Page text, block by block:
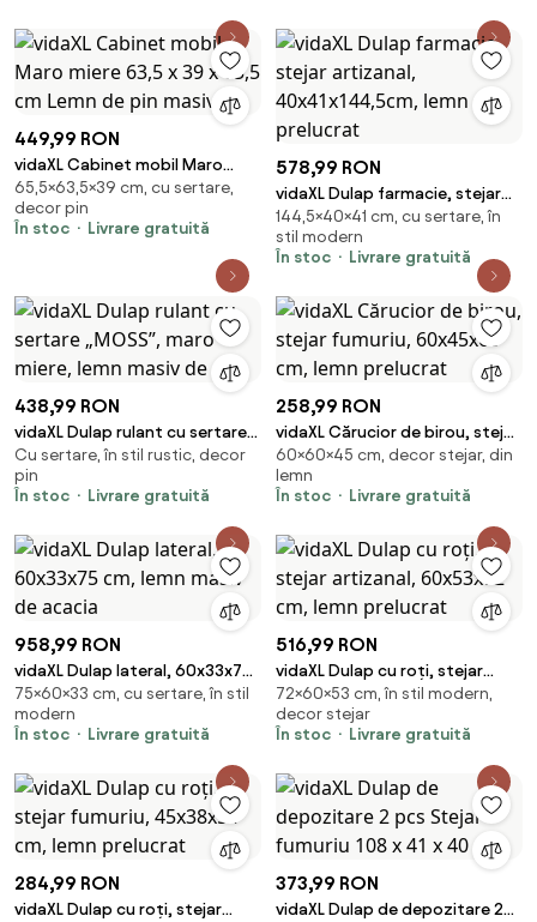
449,99 RON
vidaXL Cabinet mobil Maro
miere 63,5 x 39 x 65,5 cm Lemn
de pin masiv
65,5×63,5×39 cm, cu sertare,
decor pin
În stoc
Livrare gratuită
578,99 RON
vidaXL Dulap farmacie, stejar
artizanal, 40x41x144,5cm, lemn
prelucrat
144,5×40×41 cm, cu sertare, în
stil modern
În stoc
Livrare gratuită
438,99 RON
vidaXL Dulap rulant cu sertare
„MOSS”, maro miere, lemn
masiv de pin
Cu sertare, în stil rustic, decor
pin
În stoc
Livrare gratuită
258,99 RON
vidaXL Cărucior de birou, stejar
fumuriu, 60x45x60 cm, lemn
prelucrat
60×60×45 cm, decor stejar, din
lemn
În stoc
Livrare gratuită
958,99 RON
vidaXL Dulap lateral, 60x33x75
cm, lemn masiv de acacia
75×60×33 cm, cu sertare, în stil
modern
În stoc
Livrare gratuită
516,99 RON
vidaXL Dulap cu roți, stejar
artizanal, 60x53x72 cm, lemn
prelucrat
72×60×53 cm, în stil modern,
decor stejar
În stoc
Livrare gratuită
284,99 RON
vidaXL Dulap cu roți, stejar
373,99 RON
vidaXL Dulap de depozitare 2